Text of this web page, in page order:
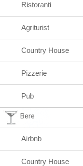
Ristoranti
Agriturist
Country House
Pizzerie
Pub
Bere
Airbnb
Country House